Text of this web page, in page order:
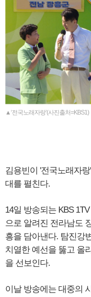
▲‘전국노래자랑’(사진출처=KBS1)
김용빈이 '전국노래자
대를 펼친다.
14일 방송되는 KBS
으로 알려진 전라남도
흥을 담아낸다. 탐진강
치열한 예선을 뚫고 올
을 선보인다.
이날 방송에는 대중의